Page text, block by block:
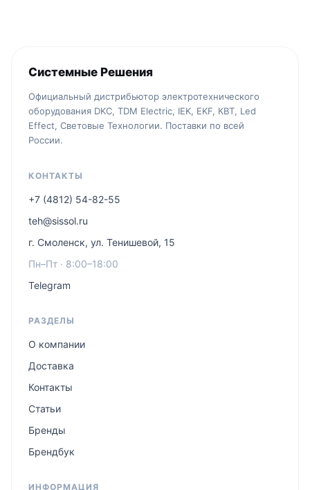
Системные Решения
Официальный дистрибьютор электротехнического
оборудования DKC, TDM Electric, IEK, EKF, КВТ, Led
Effect, Световые Технологии. Поставки по всей
России.
КОНТАКТЫ
+7 (4812) 54-82-55
teh@sissol.ru
г. Смоленск, ул. Тенишевой, 15
Пн–Пт · 8:00–18:00
Telegram
РАЗДЕЛЫ
О компании
Доставка
Контакты
Статьи
Бренды
Брендбук
ИНФОРМАЦИЯ